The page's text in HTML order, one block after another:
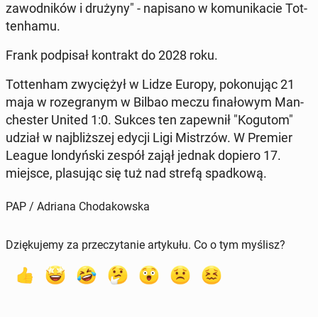
za­wod­ników i drużyny" - napisano w ko­mu­nika­cie Tot­
ten­hamu.
Frank pod­pisał kon­trakt do 2028 roku.
Tot­ten­ham zwyciężył w Lidze Europy, pokonu­jąc 21
maja w roze­granym w Bilbao meczu fi­nałowym Man­
ches­ter United 1:0. Sukces ten za­pewnił "Kogutom"
udział w na­jbliższej edycji Ligi Mis­trzów. W Premier
League londyńs­ki zespół zajął jednak dopiero 17.
miejsce, pla­su­jąc się tuż nad strefą spad­kową.
PAP / Adriana Chodakowska
Dziękujemy za przeczytanie artykułu. Co o tym myślisz?